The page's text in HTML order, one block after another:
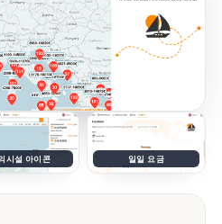
시설 아이콘 일일 요금